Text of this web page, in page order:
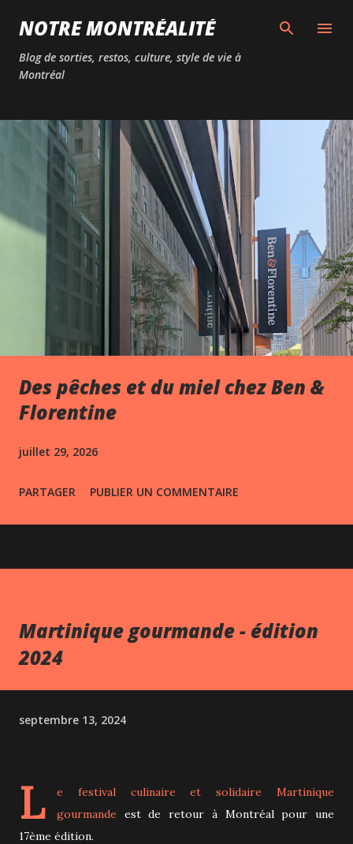
Passer au contenu principal
NOTRE MONTRÉALITÉ
Blog de sorties, restos, culture, style de vie à
Montréal
Des pêches et du miel chez Ben &
Florentine
juillet 29, 2026
PARTAGER PUBLIER UN COMMENTAIRE
Martinique gourmande - édition
2024
septembre 13, 2024
L e festival culinaire et solidaire Martinique
gourmande est de retour à Montréal pour une
17ème édition.